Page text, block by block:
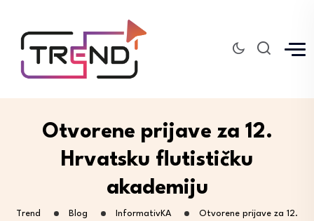
Otvorene prijave za 12.
Hrvatsku flutističku
akademiju
Trend Blog InformativKA
Otvorene prijave za 12.